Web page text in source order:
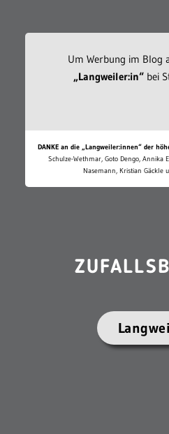
Um Werbung im Blog
„Langweiler:in“bei
DANKE an die „Langweiler:innen“ der
Schulze-Wethmar, Goto Dengo, Annika
Nasemann, Kristian Gäckle